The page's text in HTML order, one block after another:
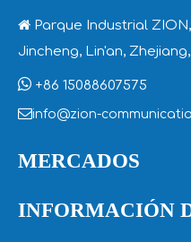
 Parque Industrial
Jincheng, Lin'an,
 +86 15088607575
info@zion-
MERCADOS
INFORMACIÓN